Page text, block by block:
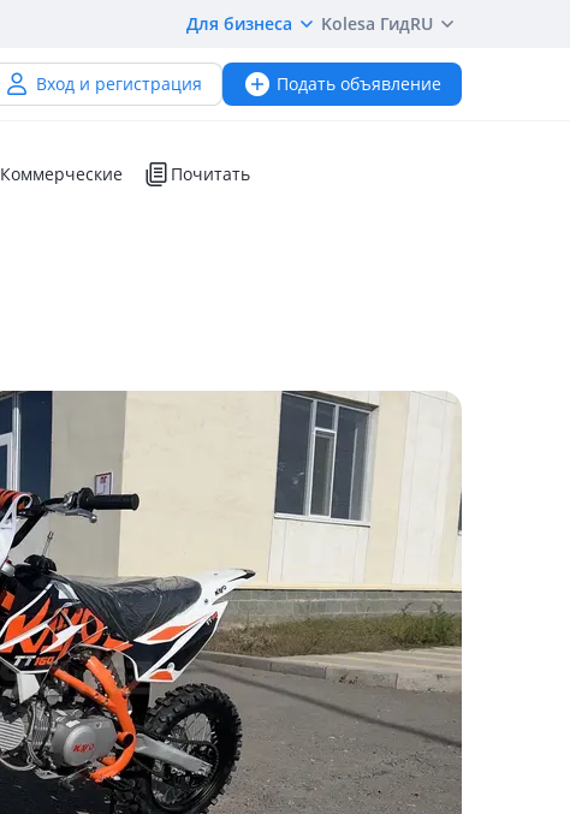
Для бизнеса Kolesa ГидRU
Вход и регистрация Подать объявление
Коммерческие Почитать